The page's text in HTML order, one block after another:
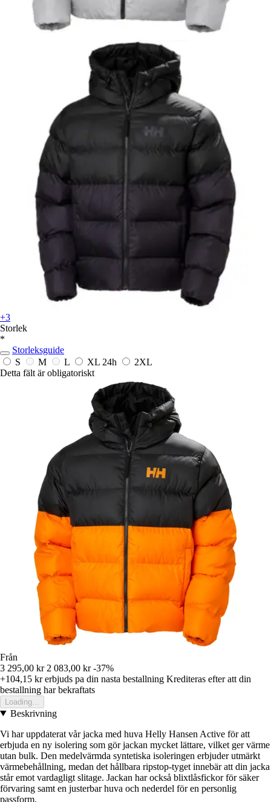
+3
Storlek
*
Storleksguide
S
M L XL 24h
2XL
Detta fält är obligatoriskt
Från
3 295,00 kr 2 083,00 kr -37%
+104,15 krerbjuds pa din nasta bestallning Krediteras efter att din
bestallning har bekraftats
Loading...
Beskrivning
Vi har uppdaterat vår jacka med huva Helly Hansen Active för att
erbjuda en ny isolering som gör jackan mycket lättare, vilket ger värme
utan bulk. Den medelvärmda syntetiska isoleringen erbjuder utmärkt
värmebehållning, medan det hållbara ripstop-tyget innebär att din jacka
står emot vardagligt slitage. Jackan har också blixtlåsfickor för säker
förvaring samt en justerbar huva och nederdel för en personlig
passform.